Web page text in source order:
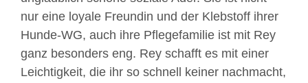
nur eine loyale Freundin und der Klebstoff ihrer
Hunde-WG, auch ihre Pflegefamilie ist mit Rey
ganz besonders eng. Rey schafft es mit einer
Leichtigkeit, die ihr so schnell keiner nachmacht,